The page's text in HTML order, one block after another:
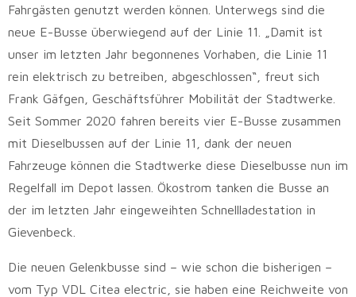
Fahrgästen genutzt werden können. Unterwegs sind die
neue E-Busse überwiegend auf der Linie 11. „Damit ist
unser im letzten Jahr begonnenes Vorhaben, die Linie 11
rein elektrisch zu betreiben, abgeschlossen“, freut sich
Frank Gäfgen, Geschäftsführer Mobilität der Stadtwerke.
Seit Sommer 2020 fahren bereits vier E-Busse zusammen
mit Dieselbussen auf der Linie 11, dank der neuen
Fahrzeuge können die Stadtwerke diese Dieselbusse nun im
Regelfall im Depot lassen. Ökostrom tanken die Busse an
der im letzten Jahr eingeweihten Schnellladestation in
Gievenbeck.
Die neuen Gelenkbusse sind – wie schon die bisherigen –
vom Typ VDL Citea electric, sie haben eine Reichweite von